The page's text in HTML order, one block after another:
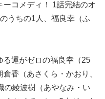
ーコメディ！ 1話完結のオ
うちの1人、福良幸（ふ
る運がゼロの福良幸（25
香（あさくら・かおり、
の綾波樹（あやなみ・い